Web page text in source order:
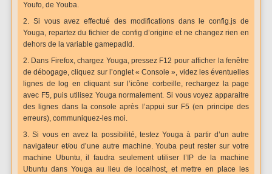
Youfo, de Youba.
2. Si vous avez effectué des modifications dans le config.js de
Youga, repartez du fichier de config d’origine et ne changez rien en
dehors de la variable gamepadId.
2. Dans Firefox, chargez Youga, pressez F12 pour afficher la fenêtre
de débogage, cliquez sur l’onglet « Console », videz les éventuelles
lignes de log en cliquant sur l’icône corbeille, rechargez la page
avec F5, puis utilisez Youga normalement. Si vous voyez apparaitre
des lignes dans la console après l’appui sur F5 (en principe des
erreurs), communiquez-les moi.
3. Si vous en avez la possibilité, testez Youga à partir d’un autre
navigateur et/ou d’une autre machine. Youba peut rester sur votre
machine Ubuntu, il faudra seulement utiliser l’IP de la machine
Ubuntu dans Youga au lieu de localhost, et mettre en place les